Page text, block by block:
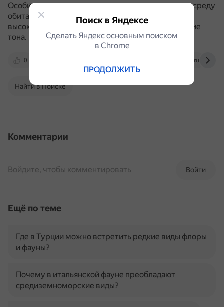
Особи из разных регионов адаптируют звуки под среду
обитания.
Например, в густых лесах преобладают
высокие частоты, а на открытых водоёмах — низкие
тона.
0 petstime.ru
Найти в Поиске
Комментарии
Войти
Войдите, чтобы комментировать
Ещё по теме
Где в Турции можно встретить редкие виды флоры
и фауны?
Почему в итальянской фауне преобладают
средиземноморские виды?
Поиск в Яндексе
Сделать Яндекс основным поиском
в Сhrome
ПРОДОЛЖИТЬ